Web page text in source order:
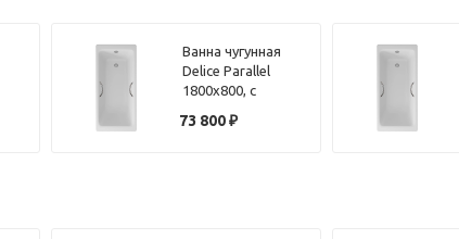
Ванна чугунная
Delice Parallel
1800х800, с
73 800₽